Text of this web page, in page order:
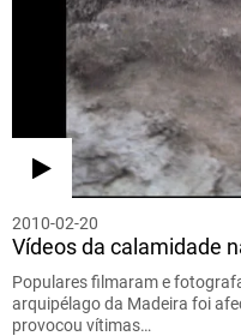
2010-02-20
Vídeos da calamidade
Populares filmaram e
arquipélago da Madeira foi
provocou vítimas…